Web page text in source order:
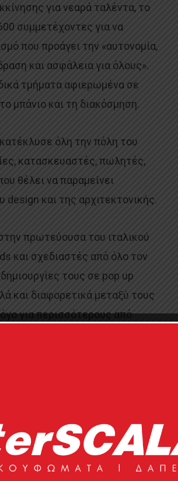
για νεαρά ταλέντα, το
συμμετέχοντες για να
που προάγει την «αυτονομία,
και ασφάλεια για όλους».
τμήματα αφιερωμένα σε
μπάνιο και τη διακόσμηση.
κατέκλυσε όλη την πόλη του
κατασκευαστές, πωλητές,
θέλει να παραμείνει
και της αρχιτεκτονικής.
πρωτεύουσα του ιταλικού
και σχεδιαστές από όλο τον
τους σε pop up
και διαφορετικά μεταξύ τους
για περισσότερους από
με αφορμή την Salone del
που επέστρεψε σε πλήρη
αναβολών.
για επικοινωνία, νέες
λοιπόν το μέλλον για τα
τοίχους μέχρι το νέο υλικό
και όλους τους μεγάλους
αν τα τελευταία χρόνια μας